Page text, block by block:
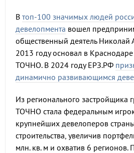
В топ-100 значимых людей
девелопмента вошел
общественный деятель Николай
2013 году основал в
ТОЧНО. В 2024 году ЕРЗ.РФ
динамично развивающимся
Из регионального застройщика
ТОЧНО стала федеральным
крупнейших девелоперов
строительства, увеличив
млн. кв. м и охватив 6 регионов.